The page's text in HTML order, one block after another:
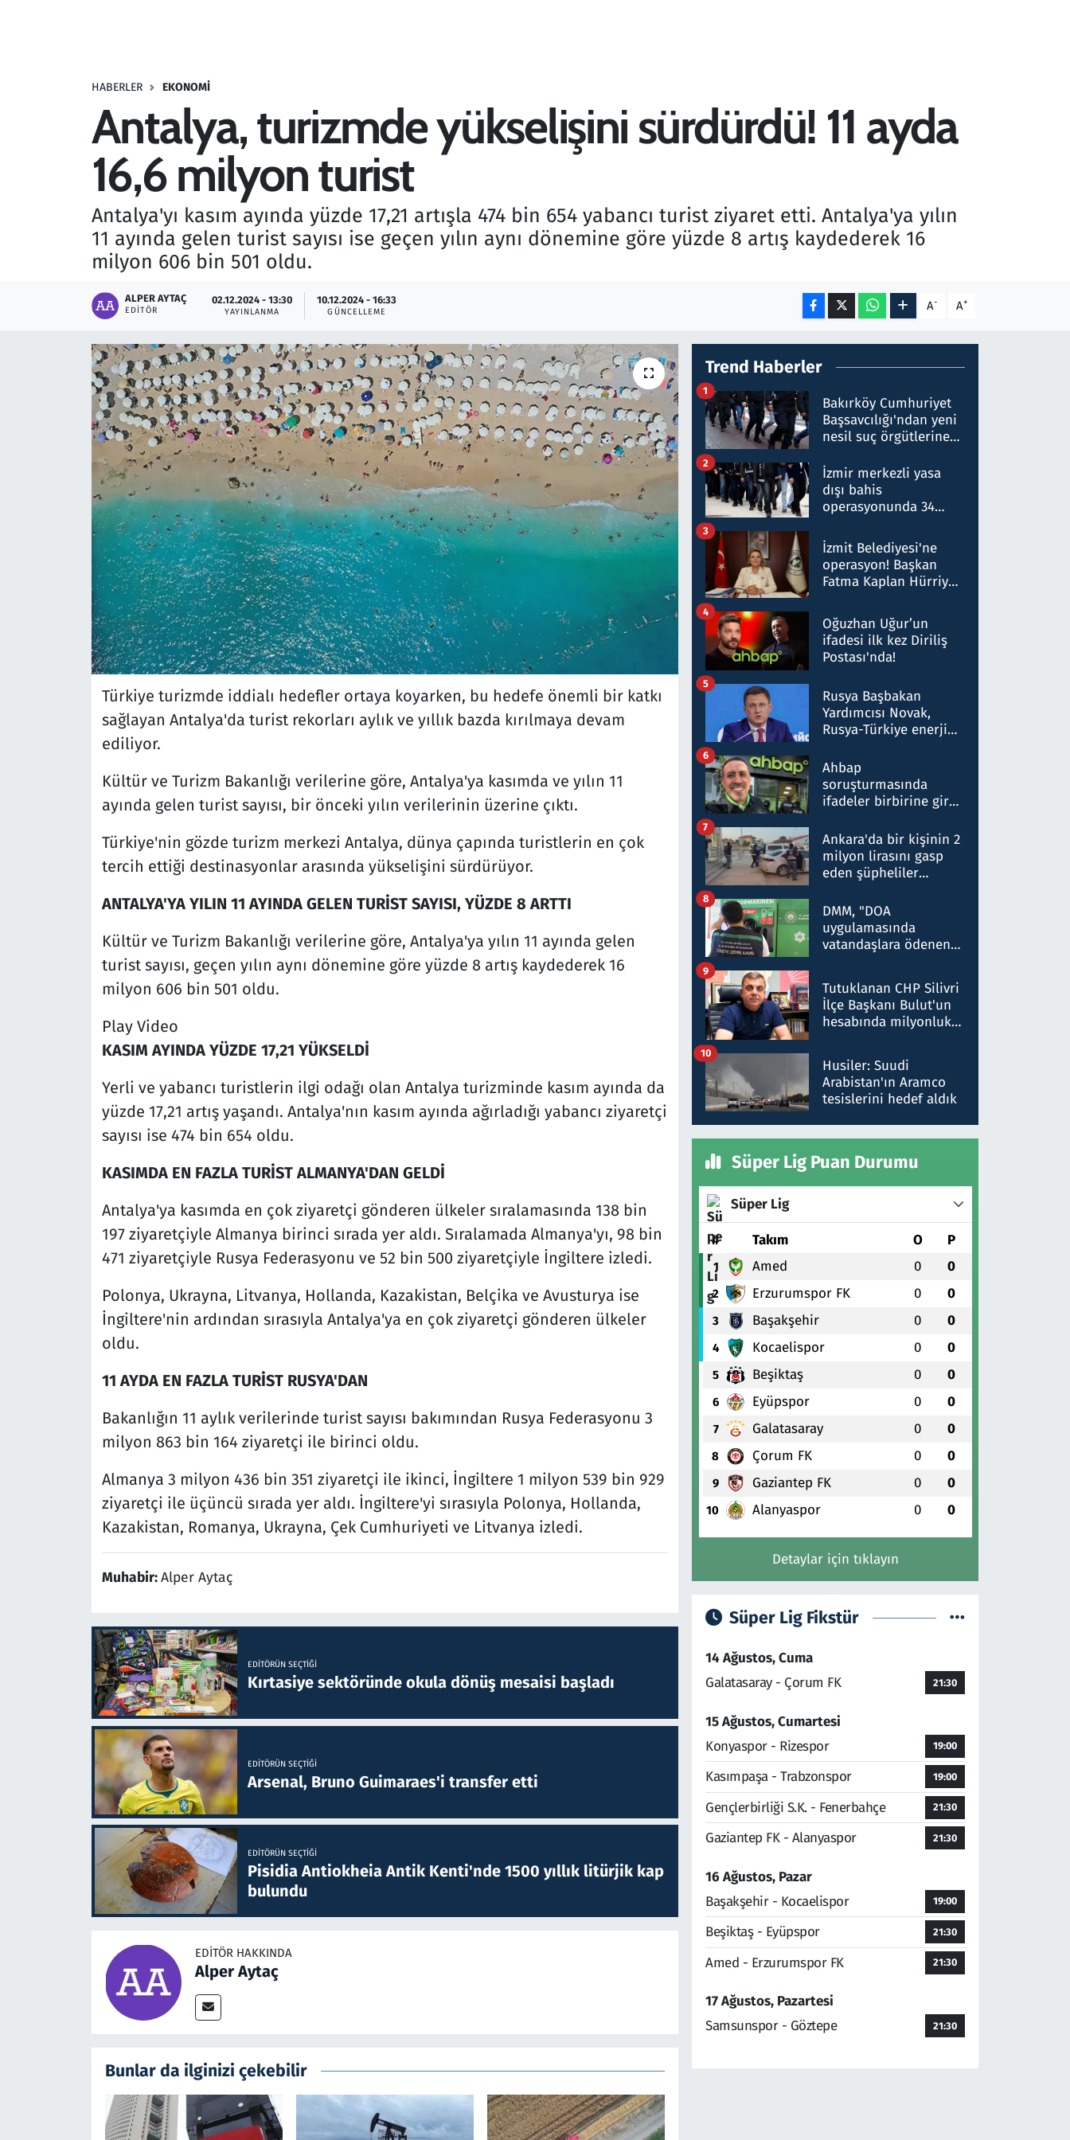
HABERLER EKONOMI
Antalya, turizmde yükselişini sürdürdü! 11 ayda
16,6 milyon turist
Antalya'yı kasım ayında yüzde 17,21 artışla 474 bin 654 yabancı turist ziyaret etti. Antalya'ya yılın
11 ayında gelen turist sayısı ise geçen yılın aynı dönemine göre yüzde 8 artış kaydederek 16
milyon 606 bin 501 oldu.
ALPER AYTAÇ
EDITÖR
02.12.2024 - 13:30
YAYINLANMA
10.12.2024 - 16:33
GÜNCELLEME A- A+
Türkiye turizmde iddialı hedefler ortaya koyarken, bu hedefe önemli bir katkı
sağlayan Antalya'da turist rekorları aylık ve yıllık bazda kırılmaya devam
ediliyor.
Kültür ve Turizm Bakanlığı verilerine göre, Antalya'ya kasımda ve yılın 11
ayında gelen turist sayısı, bir önceki yılın verilerinin üzerine çıktı.
Türkiye'nin gözde turizm merkezi Antalya, dünya çapında turistlerin en çok
tercih ettiği destinasyonlar arasında yükselişini sürdürüyor.
ANTALYA'YA YILIN 11 AYINDA GELEN TURİST SAYISI, YÜZDE 8 ARTTI
Kültür ve Turizm Bakanlığı verilerine göre, Antalya'ya yılın 11 ayında gelen
turist sayısı, geçen yılın aynı dönemine göre yüzde 8 artış kaydederek 16
milyon 606 bin 501 oldu.
Play Video
KASIM AYINDA YÜZDE 17,21 YÜKSELDİ
Yerli ve yabancı turistlerin ilgi odağı olan Antalya turizminde kasım ayında da
yüzde 17,21 artış yaşandı. Antalya'nın kasım ayında ağırladığı yabancı ziyaretçi
sayısı ise 474 bin 654 oldu.
KASIMDA EN FAZLA TURİST ALMANYA'DAN GELDİ
Antalya'ya kasımda en çok ziyaretçi gönderen ülkeler sıralamasında 138 bin
197 ziyaretçiyle Almanya birinci sırada yer aldı. Sıralamada Almanya'yı, 98 bin
471 ziyaretçiyle Rusya Federasyonu ve 52 bin 500 ziyaretçiyle İngiltere izledi.
Polonya, Ukrayna, Litvanya, Hollanda, Kazakistan, Belçika ve Avusturya ise
İngiltere'nin ardından sırasıyla Antalya'ya en çok ziyaretçi gönderen ülkeler
oldu.
11 AYDA EN FAZLA TURİST RUSYA'DAN
Bakanlığın 11 aylık verilerinde turist sayısı bakımından Rusya Federasyonu 3
milyon 863 bin 164 ziyaretçi ile birinci oldu.
Almanya 3 milyon 436 bin 351 ziyaretçi ile ikinci, İngiltere 1 milyon 539 bin 929
ziyaretçi ile üçüncü sırada yer aldı. İngiltere'yi sırasıyla Polonya, Hollanda,
Kazakistan, Romanya, Ukrayna, Çek Cumhuriyeti ve Litvanya izledi.
Muhabir:Alper Aytaç
EDITÖRÜN SEÇTIĞI
Kırtasiye sektöründe okula dönüş mesaisi başladı
EDITÖRÜN SEÇTIĞI
Arsenal, Bruno Guimaraes'i transfer etti
EDITÖRÜN SEÇTIĞI
Pisidia Antiokheia Antik Kenti'nde 1500 yıllık litürjik kap
bulundu
EDITÖR HAKKINDA
Alper Aytaç
Bunlar da ilginizi çekebilir
Trend Haberler
Bakırköy Cumhuriyet
Başsavcılığı'ndan yeni
nesil suç örgütlerine
hakkında gözaltı kararı
1
İzmir merkezli yasa
dışı bahis
operasyonunda 34
Milyar liralık para
trafiği tespit edildi
2
İzmit Belediyesi'ne
operasyon! Başkan
Fatma Kaplan Hürriyet
3
Oğuzhan Uğur’un
ifadesi ilk kez Diriliş
Postası'nda!
4
Rusya Başbakan
Yardımcısı Novak,
Rusya-Türkiye enerji
nitelikte olduğunu
belirtti
5
Ahbap
soruşturmasında
ifadeler birbirine girdi:
ifadelerinden ortaya
çıkan tablo şok etti
6
Ankara'da bir kişinin 2
milyon lirasını gasp
eden şüpheliler
7
DMM, "DOA
uygulamasında
vatandaşlara ödenen
düşürüldüğü" iddiasını
yalanladı
8
Tutuklanan CHP Silivri
İlçe Başkanı Bulut'un
hesabında milyonluk
talimat verdi, ben
gönderdim
9
Husiler: Suudi
Arabistan'ın Aramco
tesislerini hedef aldık
10
Süper Lig Puan Durumu
Süper Lig
# Takım O P
1 Amed 0 0
2 Erzurumspor FK 0 0
3 Başakşehir 0 0
4 Kocaelispor 0 0
5 Beşiktaş 0 0
6 Eyüpspor 0 0
7 Galatasaray 0 0
8 Çorum FK 0 0
9 Gaziantep FK 0 0
10 Alanyaspor 0 0
Detaylar için tıklayın
Süper Lig Fikstür
14 Ağustos, Cuma
Galatasaray - Çorum FK
21:30
15 Ağustos, Cumartesi
Konyaspor - Rizespor
19:00
Kasımpaşa - Trabzonspor 19:00
Gençlerbirliği S.K. - Fenerbahçe 21:30
Gaziantep FK - Alanyaspor 21:30
16 Ağustos, Pazar
Başakşehir - Kocaelispor
19:00
Beşiktaş - Eyüpspor 21:30
Amed - Erzurumspor FK 21:30
17 Ağustos, Pazartesi
Samsunspor - Göztepe
21:30
Savunma Sanayi
Televizyon